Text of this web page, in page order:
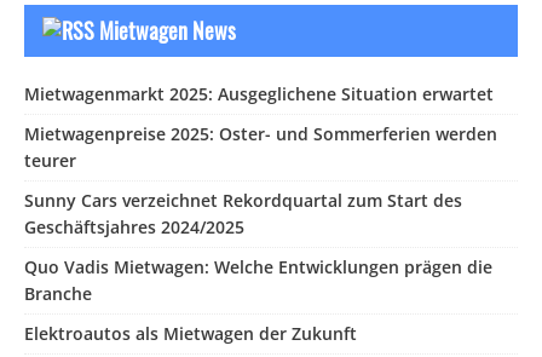
Mietwagen News
Mietwagenmarkt 2025: Ausgeglichene Situation erwartet
Mietwagenpreise 2025: Oster- und Sommerferien werden
teurer
Sunny Cars verzeichnet Rekordquartal zum Start des
Geschäftsjahres 2024/2025
Quo Vadis Mietwagen: Welche Entwicklungen prägen die
Branche
Elektroautos als Mietwagen der Zukunft